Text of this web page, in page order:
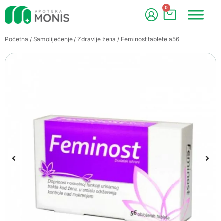
0
Početna / Samoliječenje / Zdravlje žena / Feminost tablete a56